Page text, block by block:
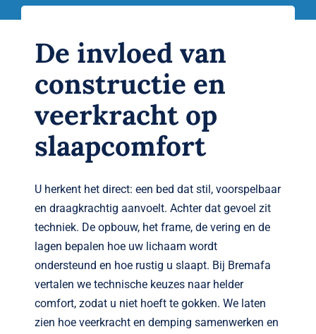
Nieuws
Contact
De invloed van
constructie en
veerkracht op
slaapcomfort
U herkent het direct: een bed dat stil, voorspelbaar
en draagkrachtig aanvoelt. Achter dat gevoel zit
techniek. De opbouw, het frame, de vering en de
lagen bepalen hoe uw lichaam wordt
ondersteund en hoe rustig u slaapt. Bij Bremafa
vertalen we technische keuzes naar helder
comfort, zodat u niet hoeft te gokken. We laten
zien hoe veerkracht en demping samenwerken en